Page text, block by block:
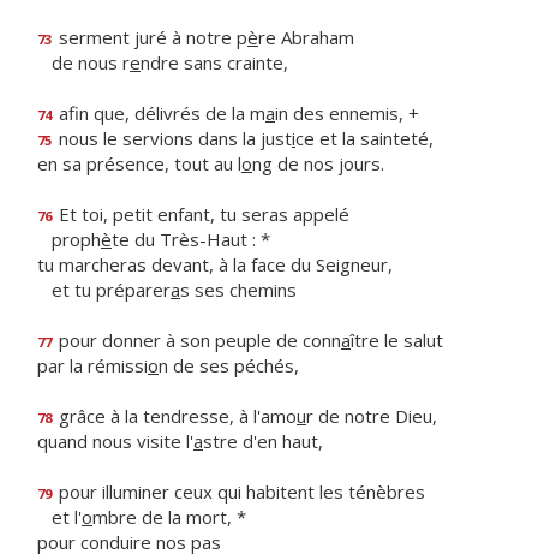
73 serment juré à notre père Abraham
de nous rendre sans crainte,
74 afin que, délivrés de la main des ennemis, +
75 nous le servions dans la justice et la sainteté,
en sa présence, tout au long de nos jours.
76 Et toi, petit enfant, tu seras appelé
prophète du Très-Haut : *
tu marcheras devant, à la face du Seigneur,
et tu prépareras ses chemins
77 pour donner à son peuple de connaître le salut
par la rémission de ses péchés,
78 grâce à la tendresse, à l'amour de notre Dieu,
quand nous visite l'astre d'en haut,
79 pour illuminer ceux qui habitent les ténèbres
et l'ombre de la mort, *
pour conduire nos pas